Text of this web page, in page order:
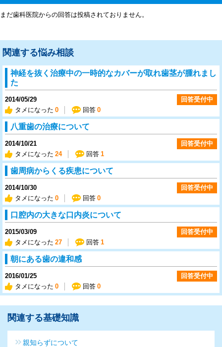
まだ歯科医院からの回答は投稿されておりません。
関連する悩み相談
神経を抜く治療中の一時的なカバーが取れ歯茎が腫れまし
た
2014/05/29
タメになった 0 回答 0
回答受付中
八重歯の治療について
2014/10/21
タメになった 24 回答 1
回答受付中
歯周病からくる疾患について
2014/10/30
タメになった 0 回答 0
回答受付中
口腔内の大きな口内炎について
2015/03/09
タメになった 27 回答 1
回答受付中
朝にある歯の違和感
2016/01/25
タメになった 0 回答 0
回答受付中
関連する基礎知識
親知らずについて